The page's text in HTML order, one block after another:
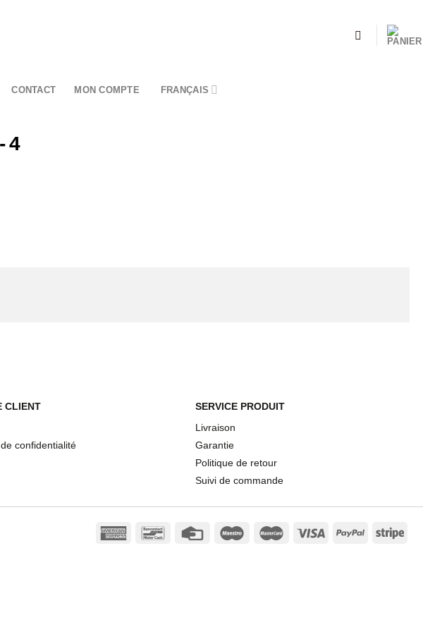
CONTACT MON COMPTE FRANÇAIS
4
CLIENT
confidentialité
SERVICE PRODUIT
Livraison
Garantie
Politique de retour
Suivi de commande